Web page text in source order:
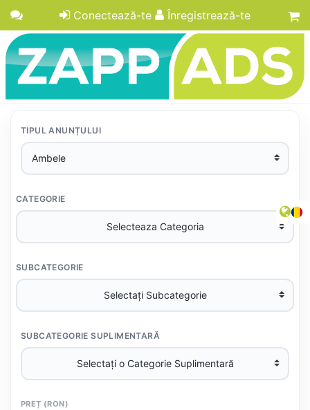
Conectează-te Înregistrează-te
TIPUL ANUNȚULUI
CATEGORIE
SUBCATEGORIE
SUBCATEGORIE SUPLIMENTARĂ
PREȚ (RON)